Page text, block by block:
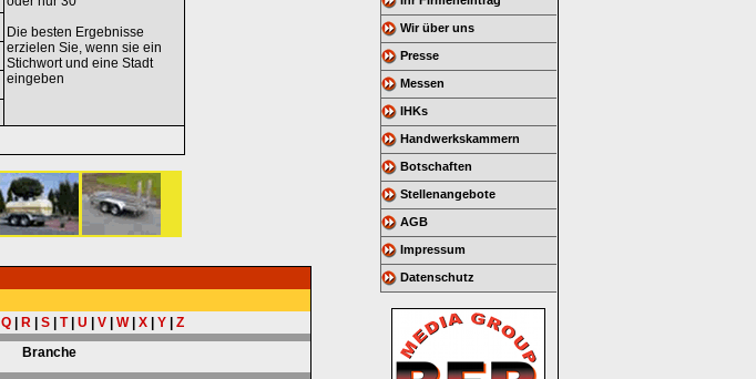
Die besten Ergebnisse
erzielen Sie, wenn sie ein
Stichwort und eine Stadt
eingeben
Q| R| S| T| U V| W| X| Y| Z
Branche
Wir über uns
Presse
Messen
IHKs
Handwerkskammern
Botschaften
Stellenangebote
AGB
Impressum
Datenschutz